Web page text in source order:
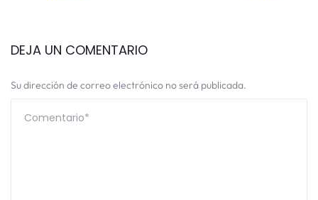
DEJA UN COMENTARIO
Su dirección de correo electrónico no será publicada.